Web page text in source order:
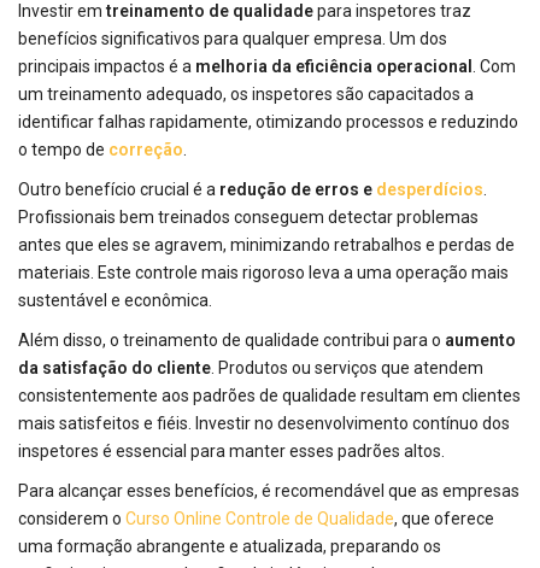
Investir emtreinamento de qualidadepara inspetores traz
benefícios significativos para qualquer empresa. Um dos
principais impactos é a melhoria da eficiência operacional . Com
um treinamento adequado, os inspetores são capacitados a
identificar falhas rapidamente, otimizando processos e reduzindo
o tempo de correção.
Outro benefício crucial é a redução de erros e desperdícios.
Profissionais bem treinados conseguem detectar problemas
antes que eles se agravem, minimizando retrabalhos e perdas de
materiais. Este controle mais rigoroso leva a uma operação mais
sustentável e econômica.
Além disso, o treinamento de qualidade contribui para o aumento
da satisfação do cliente. Produtos ou serviços que atendem
consistentemente aos padrões de qualidade resultam em clientes
mais satisfeitos e fiéis. Investir no desenvolvimento contínuo dos
inspetores é essencial para manter esses padrões altos.
Para alcançar esses benefícios, é recomendável que as empresas
considerem o Curso Online Controle de Qualidade, que oferece
uma formação abrangente e atualizada, preparando os